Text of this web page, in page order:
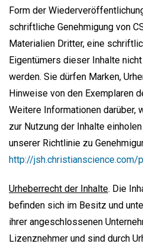
Form der
schriftliche Genehmigung von
Materialien Dritter, eine
Eigentümers dieser Inhalte
werden. Sie dürfen Marken,
Hinweise von den Exemplaren
Weitere Informationen darüber,
zur Nutzung der Inhalte
unserer Richtlinie zu
http://jsh.christianscience.com/
Urheberrecht der Inhalte. Die
befinden sich im Besitz und
ihrer angeschlossenen
Lizenznehmer und sind durch